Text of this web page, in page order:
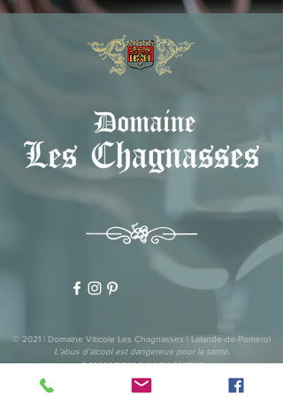
© 2021 | Domaine Viticole Les Chagnasses | Lalande-de-Pomerol
L’abus d’alcool est dangereux pour la santé,
à consommer avec modération
domaineleschagnasses@gmail.com